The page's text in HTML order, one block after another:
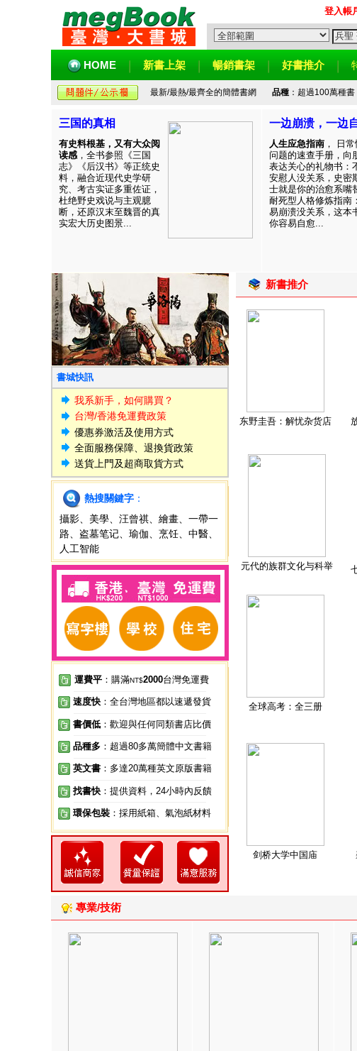
登入帳
HOME 新書上架 暢銷書架 好書推介
最新/最熱/最齊全的簡體書網 品種：超過100萬種書
三国的真相
有史料根基，又有大众阅
读感 ，全书参照《三国
志》《后汉书》等正统史
料，融合近现代史学研
究、考古实证多重佐证，
杜绝野史戏说与主观臆
断，还原汉末至魏晋的真
实宏大历史图景...
一边崩溃，一边
人生应急指南 ， 日
问题的速查手册，向
表达关心的礼物书：
安慰人没关系，史密
士就是你的治愈系嘴
耐死型人格修炼指南
易崩溃没关系，这本
你容易自愈...
書城快訊
我系新手，如何購買？
台灣/香港免運費政策
優惠券激活及使用方式
全面服務保障、退換貨政策
送貨上門及超商取貨方式
熱搜關鍵字 ：
攝影
美學 汪曾祺 繪畫
一帶一
路
盗墓笔记 瑜伽 烹饪 中醫
人工智能
運費平 ：購滿NT$2000台灣免運費
速度快 ：全台灣地區都以速遞發貨
書價低 ：歡迎與任何同類書店比價
品種多 ：超過80多萬簡體中文書籍
英文書 ：多達20萬種英文原版書籍
找書快 ：提供資料，24小時內反饋
環保包裝 ：採用紙箱、氣泡紙材料
新書推介
东野圭吾：解忧杂货店
元代的族群文化与科举
全球高考：全三册
剑桥大学中国庙
專業/技術